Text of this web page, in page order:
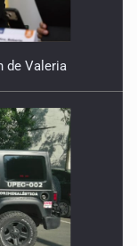
de Valeria